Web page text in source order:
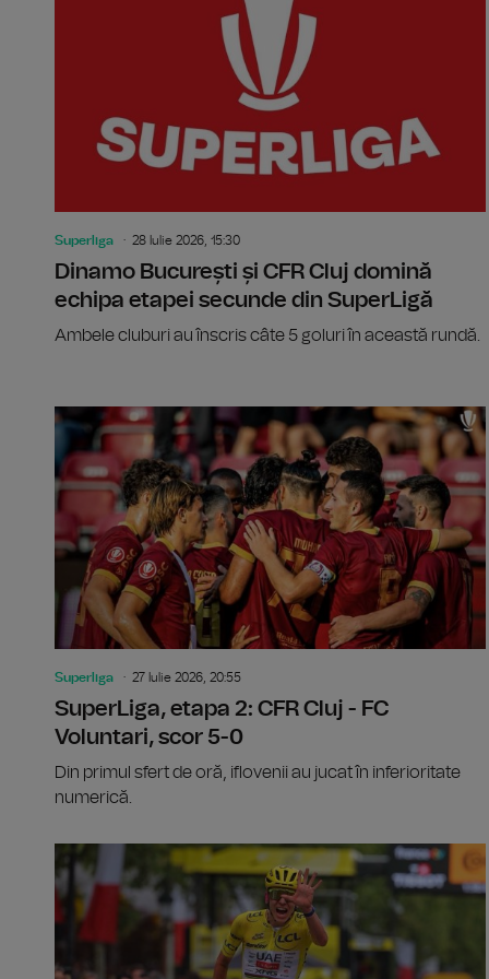
Superliga 28 Iulie 2026, 15:30
Dinamo București și CFR Cluj domină
echipa etapei secunde din SuperLigă
Ambele cluburi au înscris câte 5 goluri în această rundă.
Superliga 27 Iulie 2026, 20:55
SuperLiga, etapa 2: CFR Cluj - FC
Voluntari, scor 5-0
Din primul sfert de oră, iflovenii au jucat în inferioritate
numerică.